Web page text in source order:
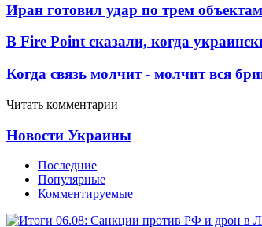
Иран готовил удар по трем
В Fire Point сказали, когда
Когда связь молчит - молчит вся
Читать комментарии
Новости Украины
Последние
Популярные
Комментируемые